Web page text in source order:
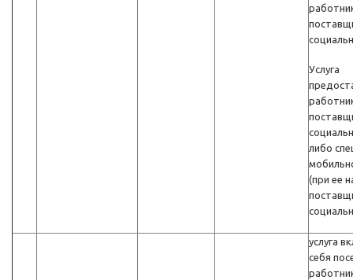
Услуга
либо
(при ее
услуга
себя